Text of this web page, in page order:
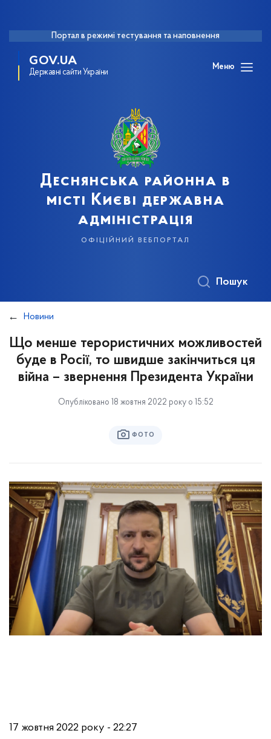
Портал в режимі тестування та наповнення
GOV.UA
Державні сайти України
Меню
Деснянська районна в
місті Києві державна
адміністрація
офіційний вебпортал
Пошук
Новини
Що менше терористичних можливостей
буде в Росії, то швидше закінчиться ця
війна – звернення Президента України
Опубліковано 18 жовтня 2022 року о 15:52
ФОТО
17 жовтня 2022 року - 22:27